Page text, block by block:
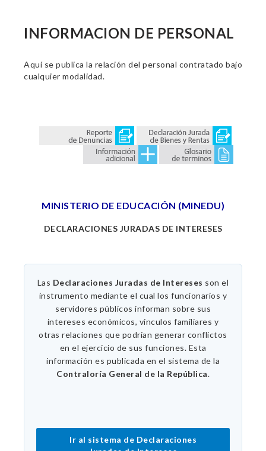
INFORMACION DE PERSONAL
Aquí se publica la relación del personal contratado bajo
cualquier modalidad.
MINISTERIO DE EDUCACIÓN (MINEDU)
DECLARACIONES JURADAS DE INTERESES
Las Declaraciones Juradas de Intereses son el
instrumento mediante el cual los funcionarios y
servidores públicos informan sobre sus
intereses económicos, vínculos familiares y
otras relaciones que podrían generar conflictos
en el ejercicio de sus funciones. Esta
información es publicada en el sistema de la
Contraloría General de la República.
Ir al sistema de Declaraciones